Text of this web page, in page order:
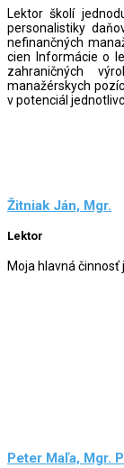
Lektor školí
personalistiky
nefinančných
cien Informácie o
zahraničných
manažérskych
v potenciál
Žitniak Ján, Mgr.
Lektor
Moja hlavná činnosť
Peter Maľa, Mgr.